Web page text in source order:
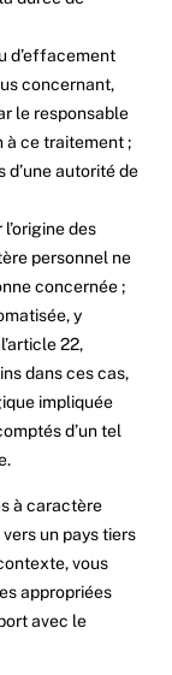
d’effacement
concernant,
le responsable
à ce traitement ;
d’une autorité de
des
personnel ne
concernée ;
y
22,
dans ces cas,
impliquée
d’un tel
à caractère
un pays tiers
vous
appropriées
avec le